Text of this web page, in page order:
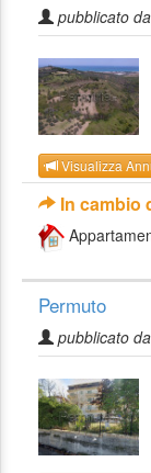
pubblicato
Visualizza
In cambio
Permuto
pubblicato